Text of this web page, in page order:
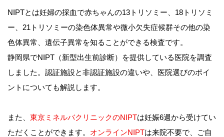
NIPTとは妊婦の採血で赤ちゃんの13トリソミー、18トリソミ
ー、21トリソミーの染色体異常や微小欠失症候群その他の染
色体異常、遺伝子異常を知ることができる検査です。
静岡県でNIPT（新型出生前診断）を提供している医院を調査
しました。認証施設と非認証施設の違いや、医院選びのポイ
ントについても解説します。
また、 東京ミネルバクリニックのNIPTは妊娠6週から受けてい
ただくことができます。 オンラインNIPTは来院不要で、ご自